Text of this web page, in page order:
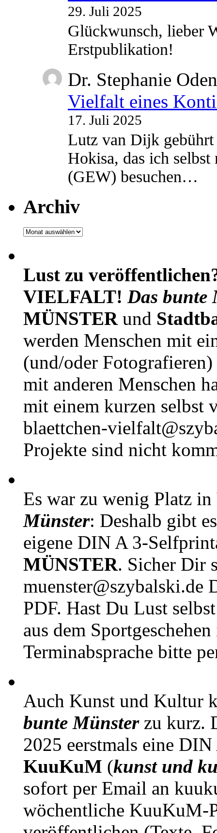
29. Juli 2025
Glückwunsch, lieber
Erstpublikation!
Dr. Stephanie
Vielfalt eines
17. Juli 2025
Lutz van Dijk
Hokisa, das ich
(GEW) besuchen…
Archiv
Archiv
Lust zu
VIELFALT! Das bunte
MÜNSTERund
werden Menschen mit
(und/oder
mit anderen Menschen
mit einem kurzen selbst
blaettchen-
Projekte sind nicht
Es war zu wenig Platz in
Münster: Deshalb gibt
eigene DIN A 3-
MÜNSTER. Sicher Dir
muenster@szybalski.de
PDF. Hast Du Lust
aus dem
Terminabsprache bitte
Auch Kunst und Kultur
bunte Münsterzu kurz.
2025 eerstmals eine
KuuKuM (kunst und
sofort per Email an
wöchentliche KuuKuM-